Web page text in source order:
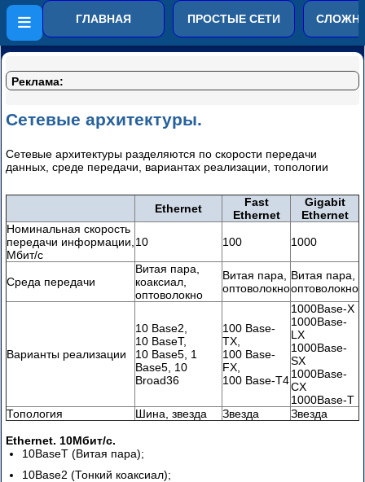
Компьютерные сети от
простого к сложному
ГЛАВНАЯ ПРОСТЫЕ СЕТИ
Реклама:
Сетевые архитектуры.
Сетевые архитектуры разделяются по скорости передачи
данных, среде передачи, вариантах реализации, топологии
Ethernet
Fast
Ethernet
Gigabit
Ethernet
Номинальная скорость
передачи информации,
Мбит/с
10 100 1000
Среда передачи
Витая пара,
коаксиал,
оптоволокно
Витая пара,
оптоволокно
Витая пара,
оптоволокно
Варианты реализации
10 Base2,
10 BaseT,
10 Base5, 1
Base5, 10
Broad36
100 Base-
TX,
100 Base-
FX,
100 Base-T4
1000Base-X
1000Base-
LX
1000Base-
SX
1000Base-
CX
1000Base-T
Топология
Шина, звезда Звезда Звезда
Ethernet. 10Мбит/с.
10BaseT (Витая пара);
10Base2 (Тонкий коаксиал);
модели
сетей
Правила
формирования
сетей
Сетевые
архитектуры
Замена
UTP
(SMF
—
Single-